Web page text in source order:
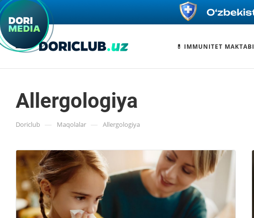
💊 IMMUNITET MAKTABI
Allergologiya
Doriclub — Maqolalar — Allergologiya